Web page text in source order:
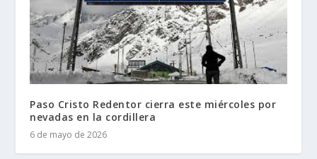
Paso Cristo Redentor cierra este miércoles por
nevadas en la cordillera
6 de mayo de 2026